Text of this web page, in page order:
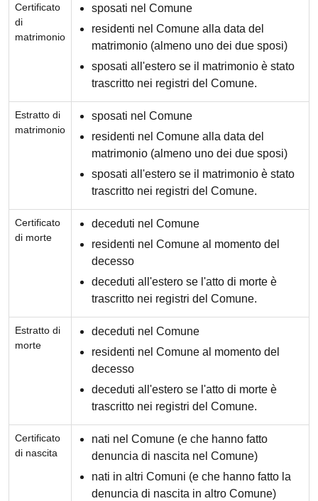
Certificato
di
matrimonio
sposati nel Comune
residenti nel Comune alla data del
matrimonio (almeno uno dei due sposi)
sposati all'estero se il matrimonio è stato
trascritto nei registri del Comune.
Estratto di
matrimonio
sposati nel Comune
residenti nel Comune alla data del
matrimonio (almeno uno dei due sposi)
sposati all'estero se il matrimonio è stato
trascritto nei registri del Comune.
Certificato
di morte
deceduti nel Comune
residenti nel Comune al momento del
decesso
deceduti all'estero se l'atto di morte è
trascritto nei registri del Comune.
Estratto di
morte
deceduti nel Comune
residenti nel Comune al momento del
decesso
deceduti all'estero se l'atto di morte è
trascritto nei registri del Comune.
Certificato
di nascita
nati nel Comune (e che hanno fatto
denuncia di nascita nel Comune)
nati in altri Comuni (e che hanno fatto la
denuncia di nascita in altro Comune)